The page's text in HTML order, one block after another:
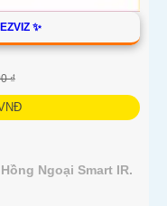
✨
₫
Ngoại Smart IR.